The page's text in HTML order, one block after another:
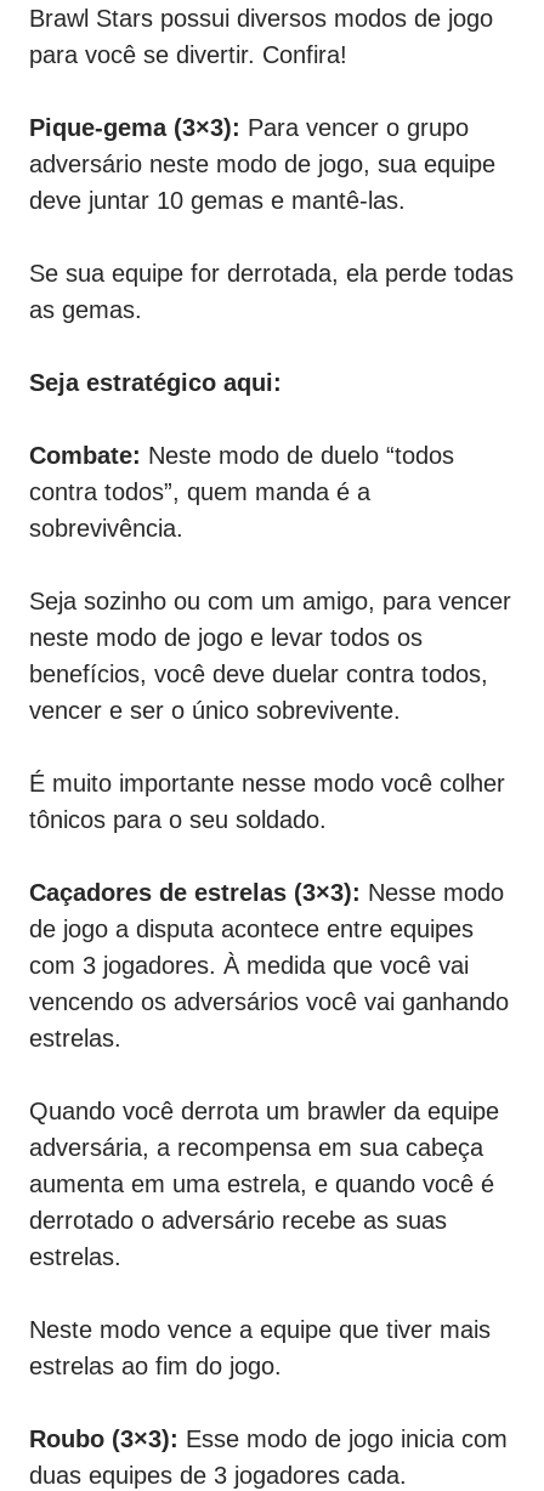
Brawl Stars possui diversos modos de jogo
para você se divertir. Confira!
Pique-gema (3×3): Para vencer o grupo
adversário neste modo de jogo, sua equipe
deve juntar 10 gemas e mantê-las.
Se sua equipe for derrotada, ela perde todas
as gemas.
Seja estratégico aqui:
Combate: Neste modo de duelo “todos
contra todos”, quem manda é a
sobrevivência.
Seja sozinho ou com um amigo, para vencer
neste modo de jogo e levar todos os
benefícios, você deve duelar contra todos,
vencer e ser o único sobrevivente.
É muito importante nesse modo você colher
tônicos para o seu soldado.
Caçadores de estrelas (3×3): Nesse modo
de jogo a disputa acontece entre equipes
com 3 jogadores. À medida que você vai
vencendo os adversários você vai ganhando
estrelas.
Quando você derrota um brawler da equipe
adversária, a recompensa em sua cabeça
aumenta em uma estrela, e quando você é
derrotado o adversário recebe as suas
estrelas.
Neste modo vence a equipe que tiver mais
estrelas ao fim do jogo.
Roubo (3×3): Esse modo de jogo inicia com
duas equipes de 3 jogadores cada.